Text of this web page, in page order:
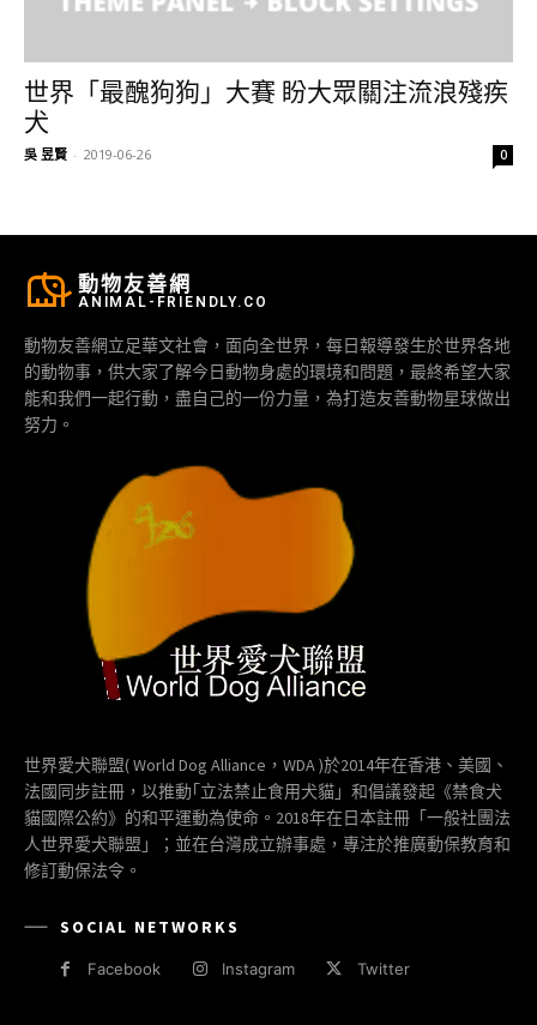
世界「最醜狗狗」大賽 盼大眾關注流浪殘疾
犬
吳 昱賢 - 2019-06-26 0
動物友善網
ANIMAL-FRIENDLY.CO
動物友善網立足華文社會，面向全世界，每日報導發生於世界各地
的動物事，供大家了解今日動物身處的環境和問題，最終希望大家
能和我們一起行動，盡自己的一份力量，為打造友善動物星球做出
努力。
世界愛犬聯盟( World Dog Alliance，WDA )於2014年在香港、美國、
法國同步註冊，以推動｢立法禁止食用犬貓」和倡議發起《禁食犬
貓國際公約》的和平運動為使命。2018年在日本註冊「一般社團法
人世界愛犬聯盟」；並在台灣成立辦事處，專注於推廣動保教育和
修訂動保法令。
SOCIAL NETWORKS
Facebook Instagram Twitter